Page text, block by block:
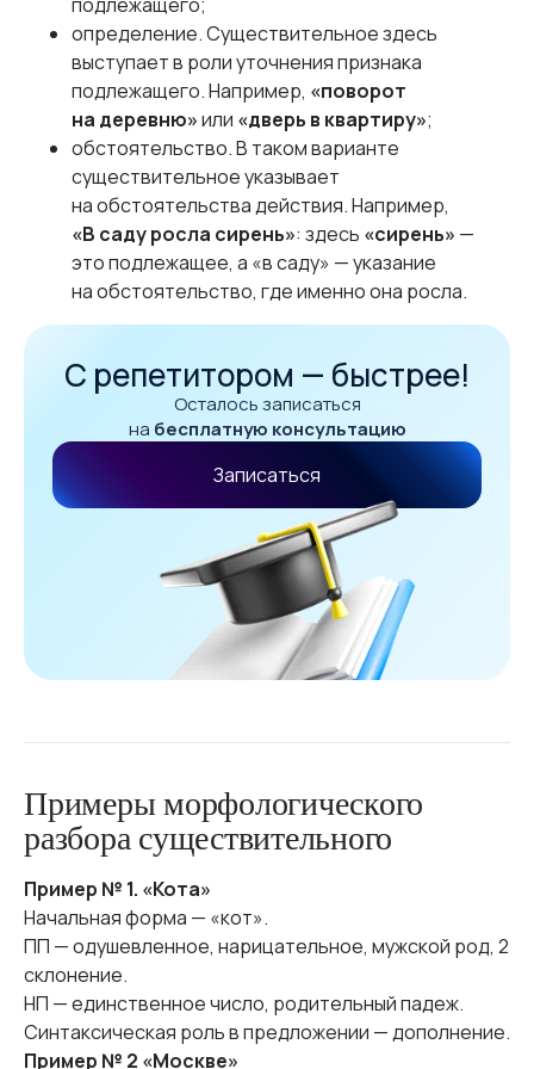
определение. Существительное здесь
выступает в роли уточнения признака
подлежащего. Например, «поворот
на деревню»или «дверь в квартиру»;
обстоятельство. В таком варианте
существительное указывает
на обстоятельства действия. Например,
«В саду росла сирень»: здесь «сирень» —
это подлежащее, а «в саду» — указание
на обстоятельство, где именно она росла.
С репетитором — быстрее!
Осталось записаться
на бесплатную консультацию
Записаться
Примеры морфологического
разбора существительного
Пример № 1. «Кота»
Начальная форма — «кот».
ПП — одушевленное, нарицательное, мужской род, 2
склонение.
НП — единственное число, родительный падеж.
Синтаксическая роль в предложении — дополнение.
Пример № 2 «Москве»